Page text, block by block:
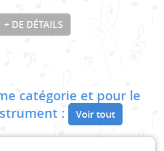
+ DE DÉTAILS
catégorie et pour le
:
Voir tout